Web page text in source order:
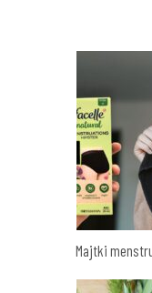
Majtki